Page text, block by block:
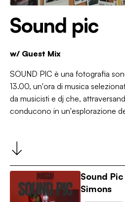
Sound pic
w/ Guest Mix
SOUND PIC è una fotografia
13.00, un'ora di musica
da musicisti e dj che,
conducono in un'esplorazione
Sound
Simons